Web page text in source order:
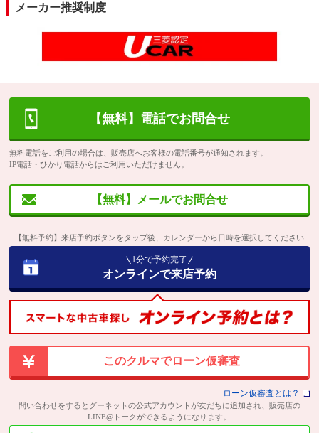
メーカー推奨制度
【無料】電話でお問合せ
無料電話をご利用の場合は、販売店へお客様の電話番号が通知されます。
IP電話・ひかり電話からはご利用いただけません。
【無料】メールでお問合せ
【無料予約】来店予約ボタンをタップ後、カレンダーから日時を選択してください
1分で予約完了
オンラインで来店予約
このクルマでローン仮審査
ローン仮審査とは？
問い合わせをするとグーネットの公式アカウントが友だちに追加され、販売店の
LINE@トークができるようになります。